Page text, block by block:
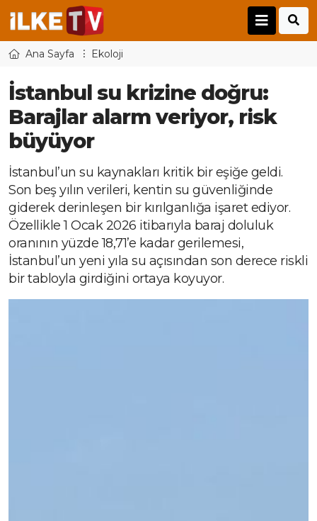
Ana Sayfa Ekoloji
İstanbul su krizine doğru:
Barajlar alarm veriyor, risk
büyüyor
İstanbul’un su kaynakları kritik bir eşiğe geldi.
Son beş yılın verileri, kentin su güvenliğinde
giderek derinleşen bir kırılganlığa işaret ediyor.
Özellikle 1 Ocak 2026 itibarıyla baraj doluluk
oranının yüzde 18,71’e kadar gerilemesi,
İstanbul’un yeni yıla su açısından son derece riskli
bir tabloyla girdiğini ortaya koyuyor.